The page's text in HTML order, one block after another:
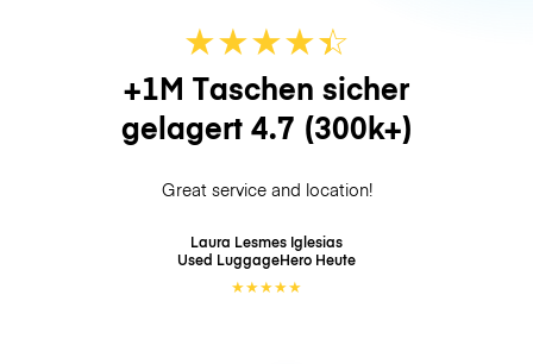
★★★★☆
★
+1M Taschen sicher
gelagert 4.7 (300k+)
Great service and location!
Laura Lesmes Iglesias
Used LuggageHero Heute
★★★★★